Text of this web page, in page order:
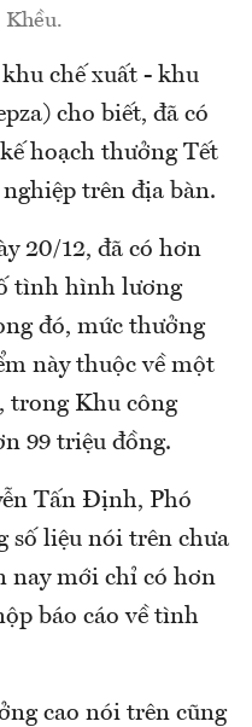
chế xuất - khu
cho biết, đã có
hoạch thưởng Tết
trên địa bàn.
20/12, đã có hơn
tình hình lương
đó, mức thưởng
này thuộc về một
trong Khu công
99 triệu đồng.
Tấn Định, Phó
số liệu nói trên chưa
nay mới chỉ có hơn
báo cáo về tình
cao nói trên cũng